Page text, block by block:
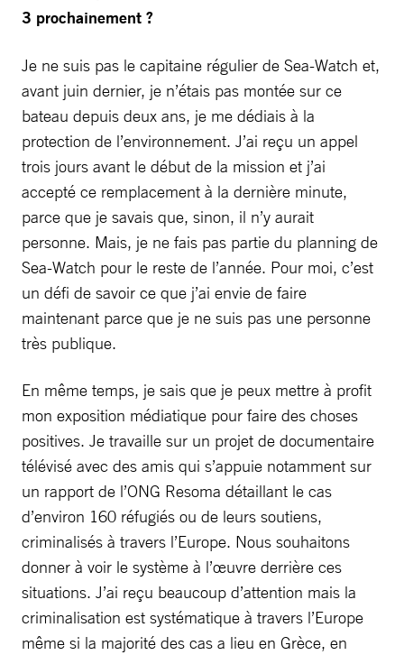
3 prochainement ?
Je ne suis pas le capitaine régulier de Sea-Watch et,
avant juin dernier, je n’étais pas montée sur ce
bateau depuis deux ans, je me dédiais à la
protection de l’environnement. J’ai reçu un appel
trois jours avant le début de la mission et j’ai
accepté ce remplacement à la dernière minute,
parce que je savais que, sinon, il n’y aurait
personne. Mais, je ne fais pas partie du planning de
Sea-Watch pour le reste de l’année. Pour moi, c’est
un défi de savoir ce que j’ai envie de faire
maintenant parce que je ne suis pas une personne
très publique.
En même temps, je sais que je peux mettre à profit
mon exposition médiatique pour faire des choses
positives. Je travaille sur un projet de documentaire
télévisé avec des amis qui s’appuie notamment sur
un rapport de l’ONG Resoma détaillant le cas
d’environ 160 réfugiés ou de leurs soutiens,
criminalisés à travers l’Europe. Nous souhaitons
donner à voir le système à l’œuvre derrière ces
situations. J’ai reçu beaucoup d’attention mais la
criminalisation est systématique à travers l’Europe
même si la majorité des cas a lieu en Grèce, en